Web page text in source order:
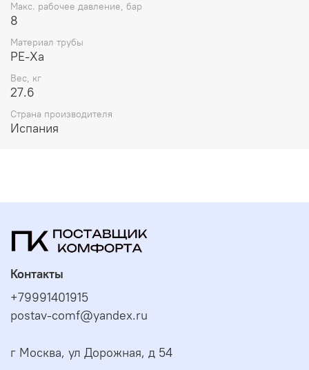
Макс. рабочее давление, бар
8
Материал трубы
PE-Xa
Вес, кг
27.6
Страна производителя
Испания
Контакты
+79991401915
postav-comf@yandex.ru
г Москва, ул Дорожная, д 54